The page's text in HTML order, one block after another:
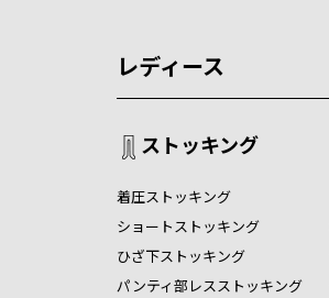
レディース
ストッキング
着圧ストッキング
ショートストッキング
ひざ下ストッキング
パンティ部レスストッキング